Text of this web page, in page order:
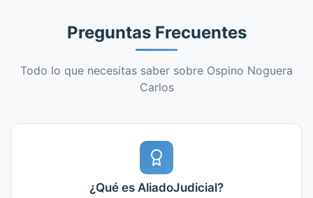
Preguntas Frecuentes
Todo lo que necesitas saber sobre Ospino Noguera
Carlos
¿Qué es AliadoJudicial?